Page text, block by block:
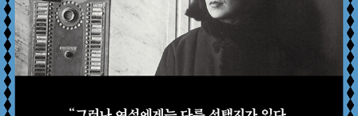
심을 기울이는 사람”이라고 말한 손택은 20년 넘게 인권운동가로도
활동했다. 미국 펜 클럽 위원장을 맡았던 1987년부터 1989년에는
탄압받는 작가들을 위한 여러 구명운동을 벌였으며, 한국을 방문해
구속 문인의 석방을 촉구하기도 했다. 1993년에는 전쟁 중인 사라예